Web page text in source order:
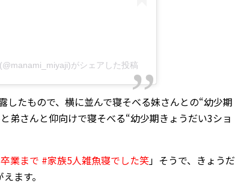
がシェアした投稿
したもので、横に並んで寝そべる妹さんとの“幼少期
弟さんと仰向けで寝そべる“幼少期きょうだい3ショ
業まで #家族5人雑魚寝でした笑」そうで、きょうだ
ます。